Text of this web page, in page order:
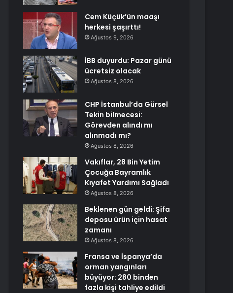
Cem Küçük’ün maaşı
herkesi şaşırttı!
Ağustos 9, 2026
İBB duyurdu: Pazar günü
ücretsiz olacak
Ağustos 8, 2026
CHP İstanbul’da Gürsel
Tekin bilmecesi:
Görevden alındı mı
alınmadı mı?
Ağustos 8, 2026
Vakıflar, 28 Bin Yetim
Çocuğa Bayramlık
Kıyafet Yardımı Sağladı
Ağustos 8, 2026
Beklenen gün geldi: Şifa
deposu ürün için hasat
zamanı
Ağustos 8, 2026
Fransa ve İspanya’da
orman yangınları
büyüyor: 280 binden
fazla kişi tahliye edildi